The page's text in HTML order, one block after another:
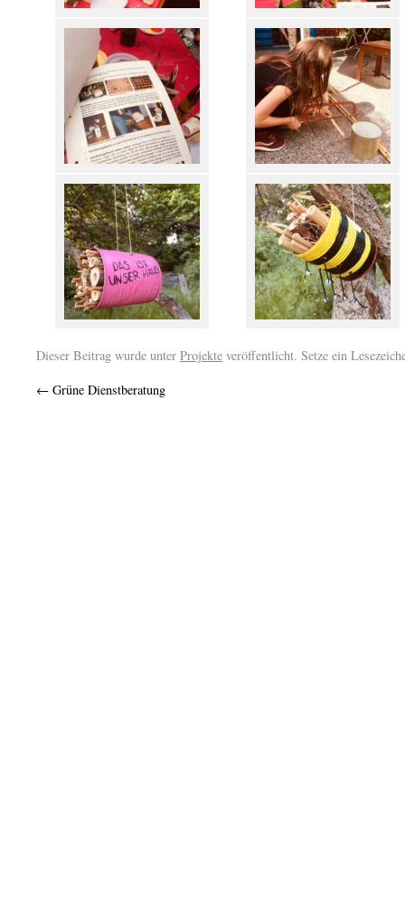
Dieser Beitrag wurde unter Projekte veröffentlicht. Setze ein
← Grüne Dienstberatung